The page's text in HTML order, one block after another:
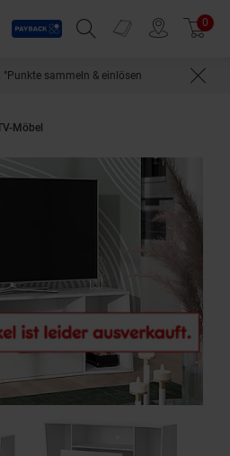
Payback
Suchfeld einblenden
Prospekte 0
°Punkte sammeln & einlösen
Möbel